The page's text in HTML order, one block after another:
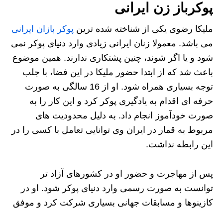
پوکرباز زن ایرانی
ملیکا رضوی یکی از شناخته شده ترین پوکر بازان ایرانی
می باشد. معمولا زنان ایرانی زیادی وارد دنیای پوکر نمی
شود و یا اگر شوند، چنین پشتکاری ندارند. همین موضوع
باعث شد که از ابتدا حضور ملیکا در این فضا، با جلب
توجه بسیاری همراه شود. او از 16 سالگی به صورت
حرفه ای اقدام به یادگیری پوکر کرد و این کار را به
صورت خودآموز انجام داد. به دلیل محدودیت های
مربوط به قمار در ایران وی توانایی تعامل با کسی را در
این رابطه نداشت.
پس از مهاجرت و حضور او در کشورهای آزاد تر
توانست به صورت رسمی وارد دنیای پوکر شود. او در
کازینوها و مسابقات جهانی بسیاری شرکت کرد و موفق